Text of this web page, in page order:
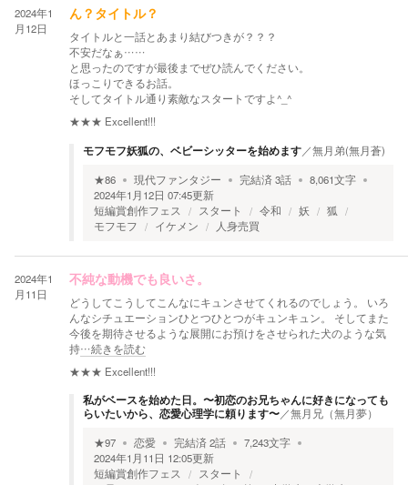
2024年1
月12日
ん？タイトル？
タイトルと一話とあまり結びつきが？？？
不安だなぁ……
と思ったのですが最後までぜひ読んでください。
ほっこりできるお話。
そしてタイトル通り素敵なスタートですよ^_^
★★★ Excellent!!!
モフモフ妖狐の、ベビーシッターを始めます／無月弟(無月蒼)
★86 現代ファンタジー 完結済3話 8,061文字
2024年1月12日 07:45更新
短編賞創作フェス
スタート 令和 妖
狐
モフモフ
イケメン 人身売買
2024年1
月11日
不純な動機でも良いさ。
どうしてこうしてこんなにキュンさせてくれるのでしょう。 いろ
んなシチュエーションひとつひとつがキュンキュン。 そしてまた
今後を期待させるような展開にお預けをさせられた犬のような気
持…続きを読む
★★★ Excellent!!!
私がベースを始めた日。〜初恋のお兄ちゃんに好きになっても
らいたいから、恋愛心理学に頼ります〜／無月兄（無月夢）
★97 恋愛 完結済2話 7,243文字
2024年1月11日 12:05更新
短編賞創作フェス
スタート